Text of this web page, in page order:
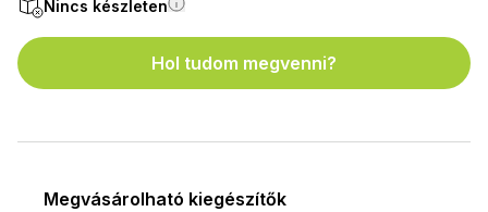
Nincs készleten
Hol tudom megvenni?
Megvásárolható kiegészítők